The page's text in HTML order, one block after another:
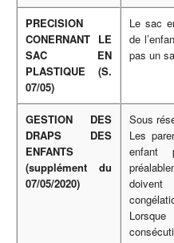
PRECISION
CONERNANT LE
SAC EN
PLASTIQUE (S.
07/05)
Le sac
de
pas un
GESTION DES
DRAPS DES
ENFANTS
(supplément du
07/05/2020)
Sous
Les
enfant